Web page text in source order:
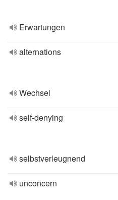
Erwartungen
alternations
Wechsel
self-denying
selbstverleugnend
unconcern